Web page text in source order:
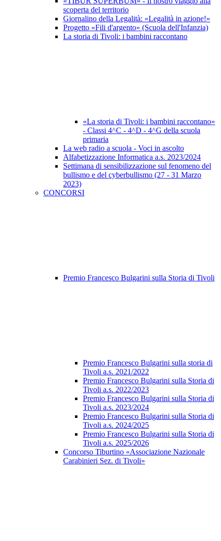
scoperta del territorio
Giornalino della Legalità: «Legalità in azione!»
Progetto «Fili d'argento» (Scuola dell'Infanzia)
La storia di Tivoli: i bambini raccontano
«La storia di Tivoli: i bambini raccontano»
- Classi 4^C - 4^D - 4^G della scuola
primaria
La web radio a scuola - Voci in ascolto
Alfabetizzazione Informatica a.s. 2023/2024
Settimana di sensibilizzazione sul fenomeno del
bullismo e del cyberbullismo (27 - 31 Marzo
2023)
CONCORSI
Premio Francesco Bulgarini sulla Storia di Tivoli
Premio Francesco Bulgarini sulla storia di
Tivoli a.s. 2021/2022
Premio Francesco Bulgarini sulla Storia di
Tivoli a.s. 2022/2023
Premio Francesco Bulgarini sulla Storia di
Tivoli a.s. 2023/2024
Premio Francesco Bulgarini sulla Storia di
Tivoli a.s. 2024/2025
Premio Francesco Bulgarini sulla Storia di
Tivoli a.s. 2025/2026
Concorso Tiburtino «Associazione Nazionale
Carabinieri Sez. di Tivoli»